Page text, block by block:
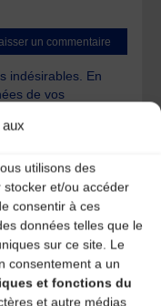
utilisons des
et/ou accéder
consentir à ces
données telles que le
sur ce site. Le
consentement a un
et fonctions du
et autre médias
indésirables. En
de vos